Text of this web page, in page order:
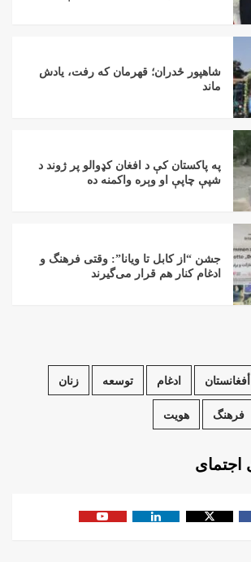
شاهپور ځدران؛ قهرمان که رفت، یادش
ماند
په پاکستان کې د افغان کډوالو پر ژوند د
شپې چاپې او وېره واکمنه ده
جشن “از کابل تا ویانا”: وقتی فرهنگ و
ادغام کنار هم قرار می‌گیرند
أفغانستان ادغام توسعه زنان
فرهنگ هویت